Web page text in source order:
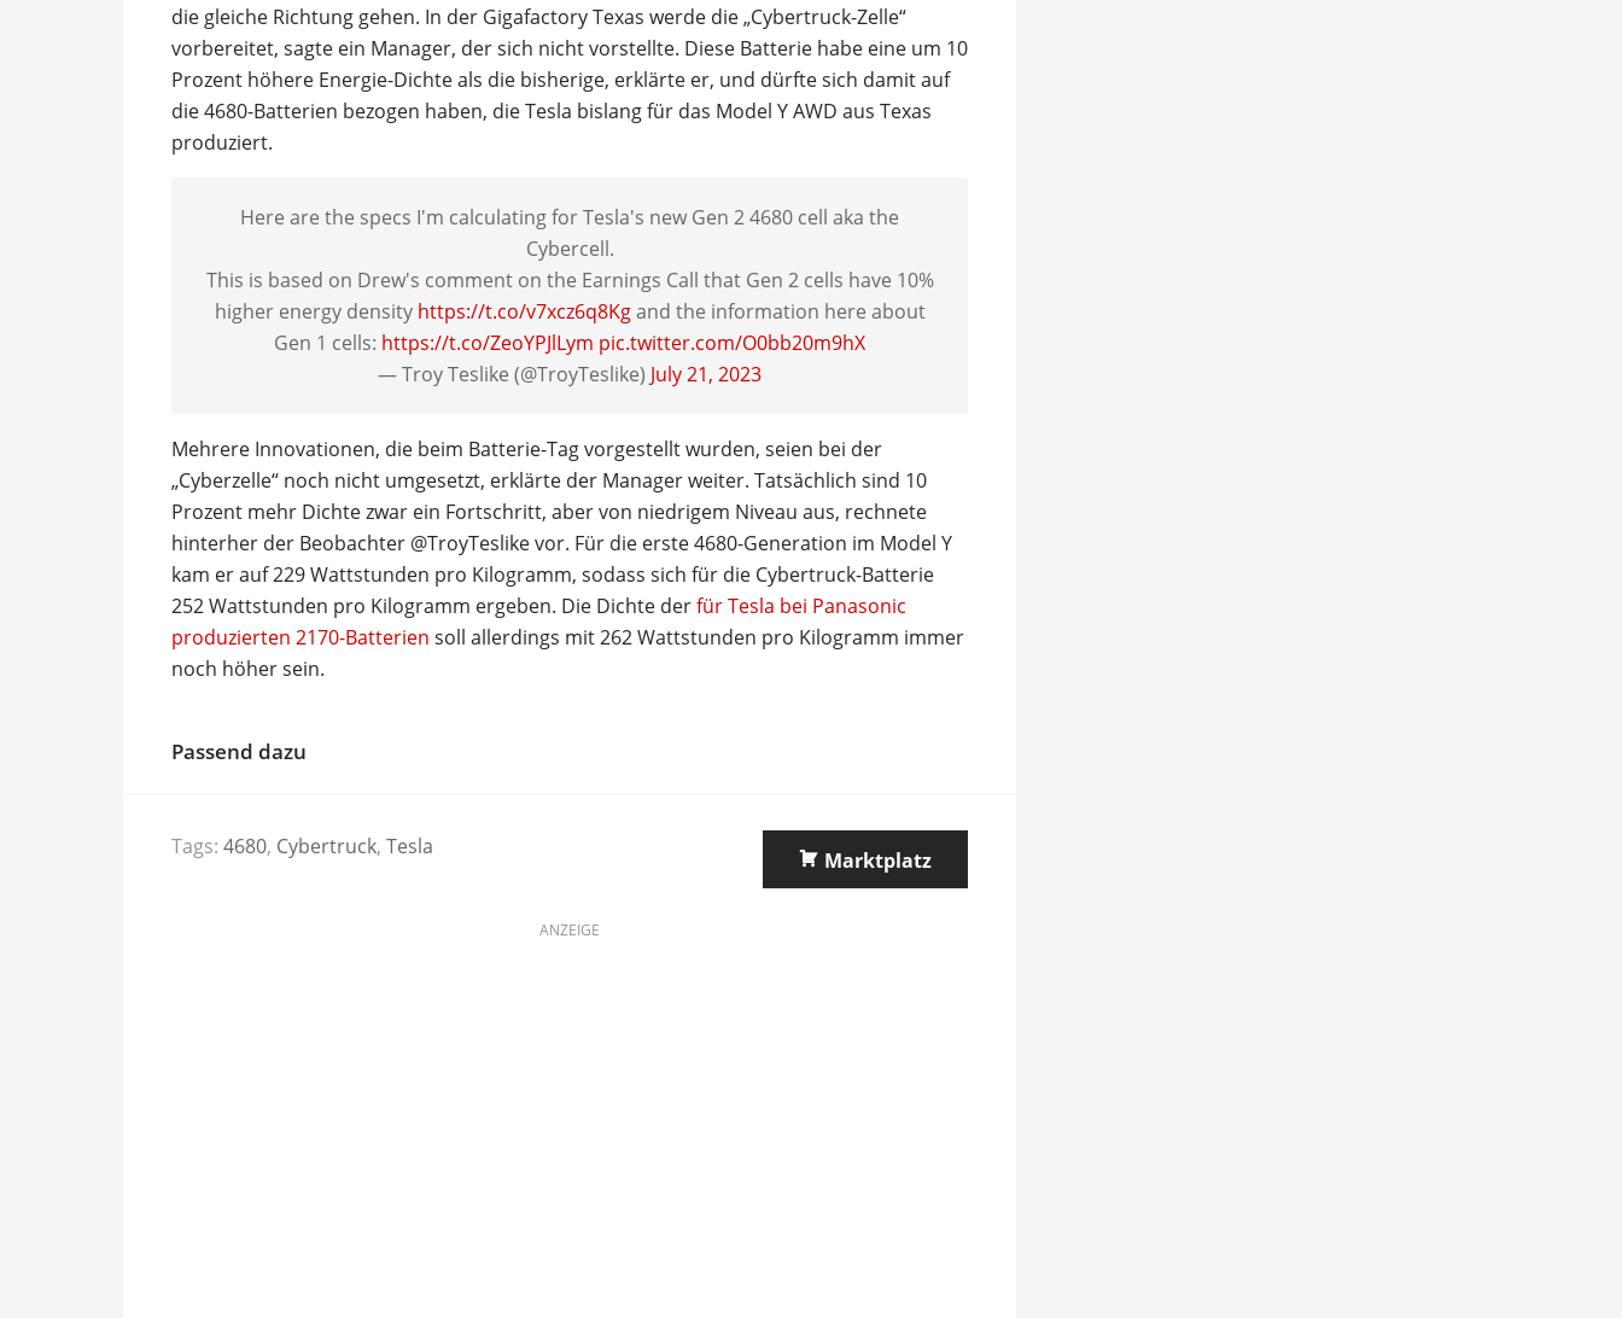
die gleiche Richtung gehen. In der Gigafactory Texas werde die „Cybertruck-Zelle“
vorbereitet, sagte ein Manager, der sich nicht vorstellte. Diese Batterie habe eine um 10
Prozent höhere Energie-Dichte als die bisherige, erklärte er, und dürfte sich damit auf
die 4680-Batterien bezogen haben, die Tesla bislang für das Model Y AWD aus Texas
produziert.
Here are the specs I'm calculating for Tesla's new Gen 2 4680 cell aka the
Cybercell.
This is based on Drew's comment on the Earnings Call that Gen 2 cells have 10%
higher energy density https://t.co/v7xcz6q8Kgand the information here about
Gen 1 cells: https://t.co/ZeoYPJlLym pic.twitter.com/O0bb20m9hX
— Troy Teslike (@TroyTeslike) July 21, 2023
Mehrere Innovationen, die beim Batterie-Tag vorgestellt wurden, seien bei der
„Cyberzelle“ noch nicht umgesetzt, erklärte der Manager weiter. Tatsächlich sind 10
Prozent mehr Dichte zwar ein Fortschritt, aber von niedrigem Niveau aus, rechnete
hinterher der Beobachter @TroyTeslike vor. Für die erste 4680-Generation im Model Y
kam er auf 229 Wattstunden pro Kilogramm, sodass sich für die Cybertruck-Batterie
252 Wattstunden pro Kilogramm ergeben. Die Dichte derfür Tesla bei Panasonic
produzierten 2170-Batterien soll allerdings mit 262 Wattstunden pro Kilogramm immer
noch höher sein.
Passend dazu
Tags: 4680, Cybertruck, Tesla
Marktplatz
ANZEIGE